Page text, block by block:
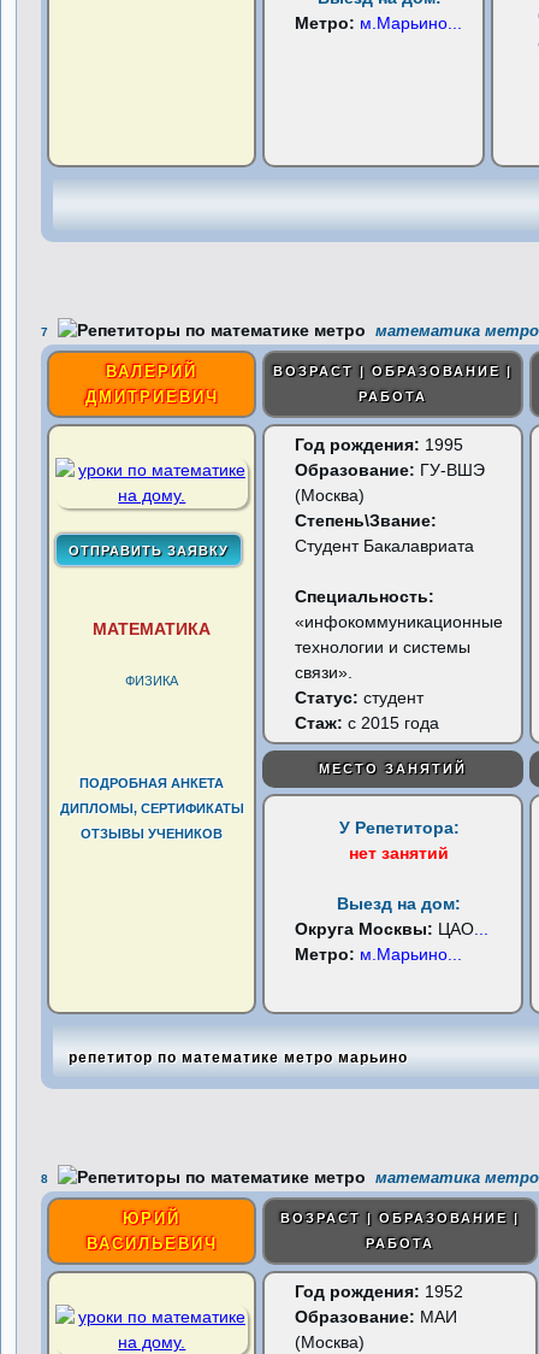
Метро: м.Марьино
7 математика
ВАЛЕРИЙ
ДМИТРИЕВИЧ
ВОЗРАСТ | ОБРАЗОВАНИЕ |
РАБОТА
МАТЕМАТИКА
ФИЗИКА
ПОДРОБНАЯ АНКЕТА
ДИПЛОМЫ, СЕРТИФИКАТЫ
ОТЗЫВЫ УЧЕНИКОВ
Год рождения: 1995
Образование: ГУ-ВШЭ
(Москва)
Степень\Звание:
Студент Бакалавриата
Специальность:
«инфокоммуникационные
технологии и системы
связи».
Статус:студент
Стаж: с 2015 года
МЕСТО ЗАНЯТИЙ
У Репетитора:
нет занятий
Выезд на дом:
Округа Москвы: ЦАО
Метро: м.Марьино
репетитор по математике метро марьино
8 математика
ЮРИЙ
ВАСИЛЬЕВИЧ
ВОЗРАСТ | ОБРАЗОВАНИЕ |
РАБОТА
Год рождения: 1952
Образование: МАИ
(Москва)